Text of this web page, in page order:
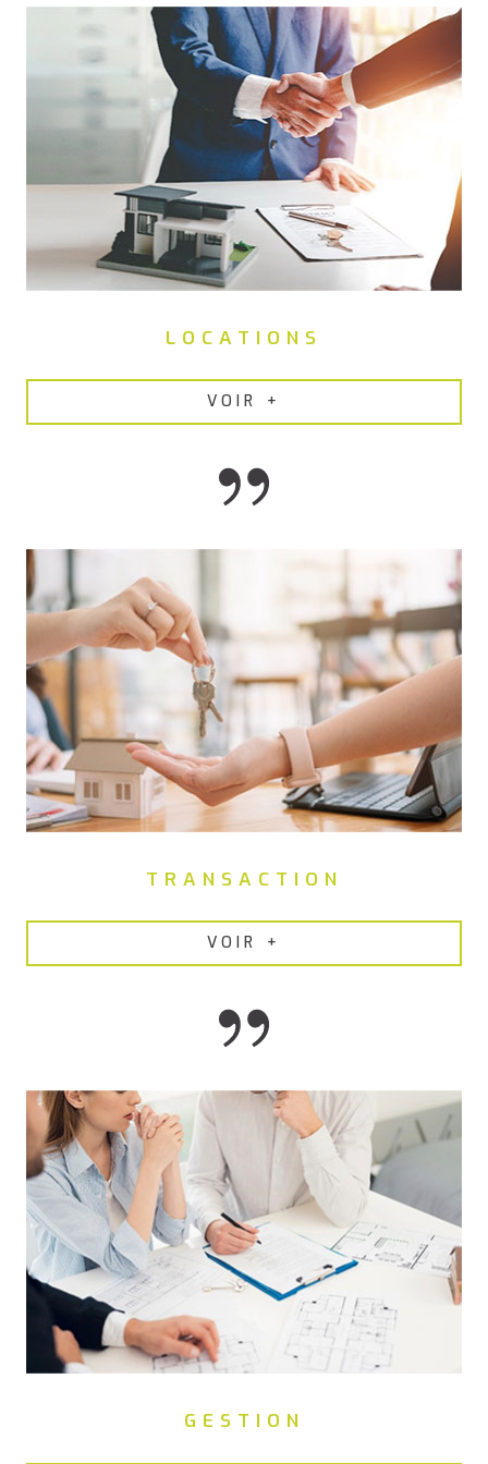
remise en état des appartements, nous proposons nos
services de gestion locative efficace à Pont-Saint-Martin
LOCATIONS
VOIR +
TRANSACTION
VOIR +
GESTION